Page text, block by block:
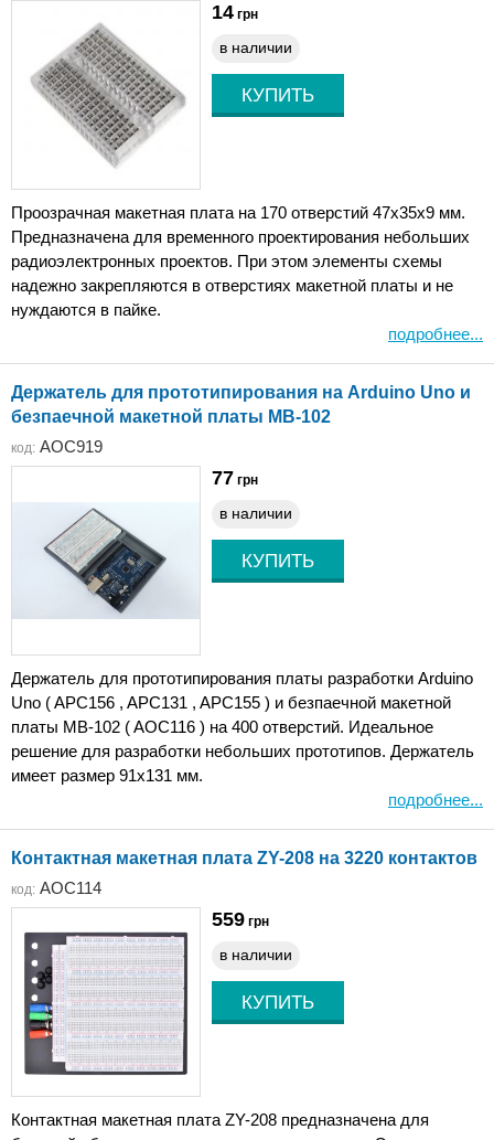
14 грн
в наличии
Проозрачная макетная плата на 170 отверстий 47x35х9 мм.
Предназначена для временного проектирования небольших
радиоэлектронных проектов. При этом элементы схемы
надежно закрепляются в отверстиях макетной платы и не
нуждаются в пайке.
подробнее...
Держатель для прототипирования на Arduino Uno и
безпаечной макетной платы MB-102
код: AOC919
77 грн
в наличии
Держатель для прототипирования платы разработки Arduino
Uno ( APC156 , APC131 , APC155 ) и безпаечной макетной
платы MB-102 ( AOC116 ) на 400 отверстий. Идеальное
решение для разработки небольших прототипов. Держатель
имеет размер 91х131 мм.
подробнее...
Контактная макетная плата ZY-208 на 3220 контактов
код: AOC114
559 грн
в наличии
Контактная макетная плата ZY-208 предназначена для